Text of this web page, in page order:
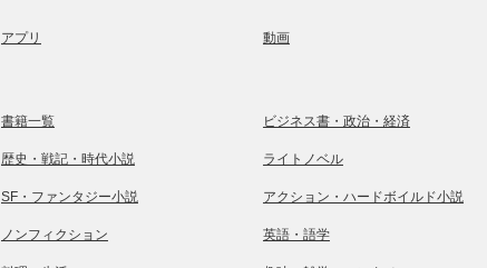
アプリ 動画
書籍一覧 ビジネス書・政治・経済
歴史・戦記・時代小説 ライトノベル
SF・ファンタジー小説 アクション・ハードボイルド小説
ノンフィクション 英語・語学